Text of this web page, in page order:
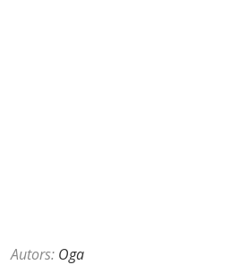
Autors: Oga